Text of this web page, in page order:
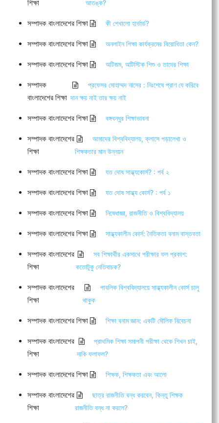
শিক্ষা
আতঙ্ক?
সম্পাদক বাংলাদেশের শিক্ষা কী শেখালো হার্ভার্ড?
সম্পাদক বাংলাদেশের শিক্ষা অনলাইন শিক্ষা কার্যক্রমের বিরোধিতা কেন?
সম্পাদক বাংলাদেশের শিক্ষা অটিজম, অটিস্টিক শিশু ও তাদের শিক্ষা
সম্পাদক
বাংলাদেশের শিক্ষা
প্রফেসর মোহাম্মদ নাসের : নিঃশেষে প্রাণ যে করিবে
দান ক্ষয় নাই তার ক্ষয় নাই
সম্পাদক বাংলাদেশের শিক্ষা বঙ্গবন্ধুর শিক্ষাভাবনা
সম্পাদক বাংলাদেশের
শিক্ষা
আমাদের বিশ্ববিদ্যালয়, ক্লাসে পড়ালেখা ও
শিক্ষকতার মান উন্নয়ন
সম্পাদক বাংলাদেশের শিক্ষা যত দোষ সান্ধ্যকোর্স? : পর্ব ২
সম্পাদক বাংলাদেশের শিক্ষা যত দোষ সান্ধ্য কোর্স? : পর্ব ১
সম্পাদক বাংলাদেশের শিক্ষা নিষেধাজ্ঞা, রাজনীতি ও বিশ্ববিদ্যালয়
সম্পাদক বাংলাদেশের শিক্ষা সান্ধ্যকালীন কোর্স: নৈতিকতা বনাম বাস্তবতা
সম্পাদক বাংলাদেশের
শিক্ষা
সব শিক্ষার্থীর একসাথে পরীক্ষার ফল প্রকাশ:
কতোটুকু নেতিবাচক?
সম্পাদক বাংলাদেশের
শিক্ষা
পাবলিক বিশ্ববিদ্যালয়ে সান্ধ্যকালীন কোর্স চালু
থাকুক
সম্পাদক বাংলাদেশের শিক্ষা শিক্ষা বনাম জ্ঞান: একটি মৌলিক বিবেচনা
সম্পাদক বাংলাদেশের
শিক্ষা
প্রাথমিক শিক্ষা সমাপনী পরীক্ষা থেকে শিখন চাই,
নাকি ফলাফল?
সম্পাদক বাংলাদেশের শিক্ষা শিক্ষক, শিক্ষকতা এবং আলো
সম্পাদক বাংলাদেশের
শিক্ষা
ছাত্র রাজনীতি বন্ধ করবেন, কিন্তু শিক্ষক
রাজনীতি বন্ধ না করলে?